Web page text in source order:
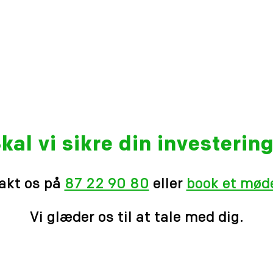
vi sikre din
os på 87 22 90 80 eller book et
Vi glæder os til at tale med dig.